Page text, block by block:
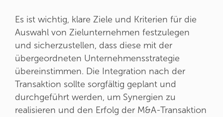
Es ist wichtig, klare Ziele und Kriterien für die
Auswahl von Zielunternehmen festzulegen
und sicherzustellen, dass diese mit der
übergeordneten Unternehmensstrategie
übereinstimmen. Die Integration nach der
Transaktion sollte sorgfältig geplant und
durchgeführt werden, um Synergien zu
realisieren und den Erfolg der M&A-Transaktion